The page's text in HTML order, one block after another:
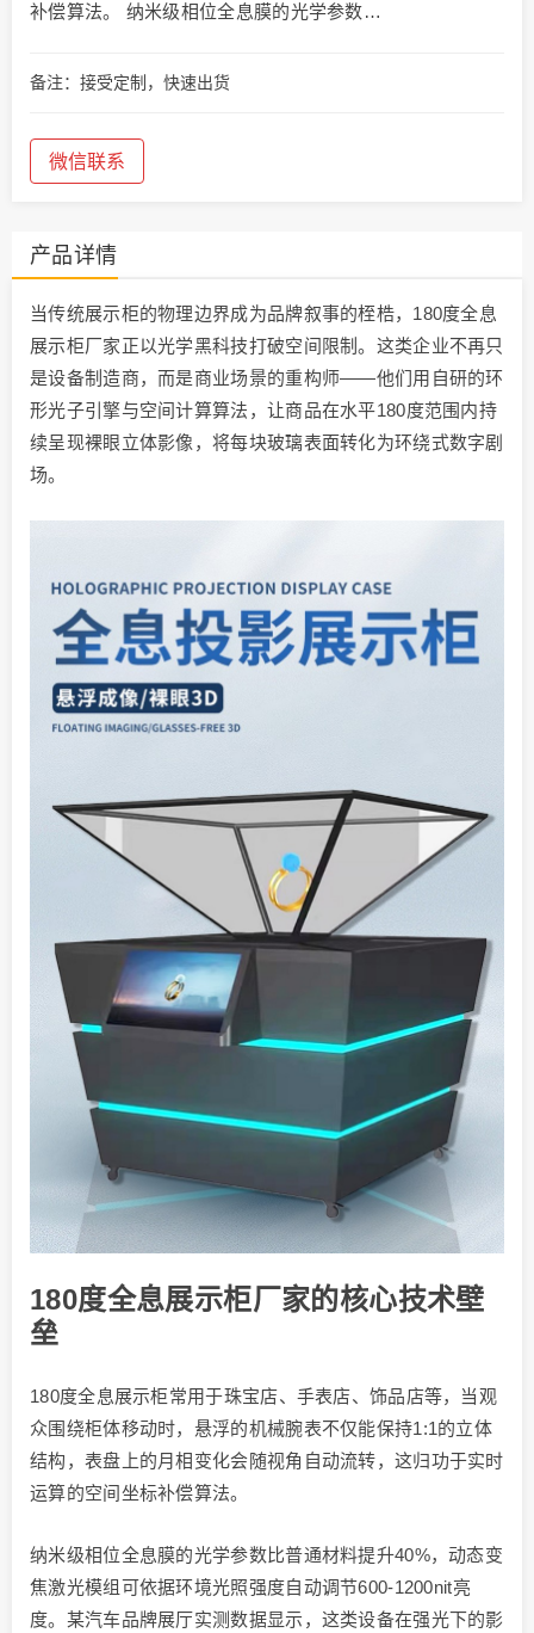
补偿算法。 纳米级相位全息膜的光学参数…
备注：接受定制，快速出货
微信联系
产品详情
当传统展示柜的物理边界成为品牌叙事的桎梏，180度全息
展示柜厂家正以光学黑科技打破空间限制。这类企业不再只
是设备制造商，而是商业场景的重构师——他们用自研的环
形光子引擎与空间计算算法，让商品在水平180度范围内持
续呈现裸眼立体影像，将每块玻璃表面转化为环绕式数字剧
场。
180度全息展示柜厂家的核心技术壁
垒
180度全息展示柜常用于珠宝店、手表店、饰品店等，当观
众围绕柜体移动时，悬浮的机械腕表不仅能保持1:1的立体
结构，表盘上的月相变化会随视角自动流转，这归功于实时
运算的空间坐标补偿算法。
纳米级相位全息膜的光学参数比普通材料提升40%，动态变
焦激光模组可依据环境光照强度自动调节600-1200nit亮
度。某汽车品牌展厅实测数据显示，这类设备在强光下的影